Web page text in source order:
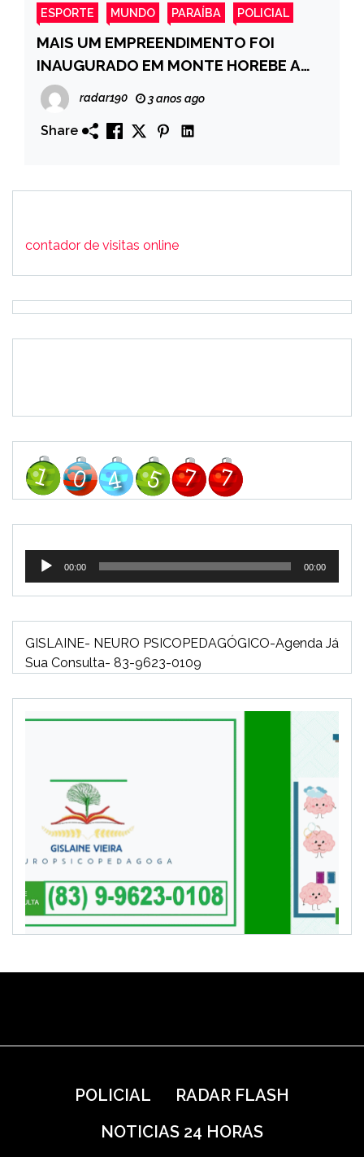
ESPORTE MUNDO PARAÍBA POLICIAL
MAIS UM EMPREENDIMENTO FOI
INAUGURADO EM MONTE HOREBE A
BEM ESTAR LAB -Laboratório de
Analises Clinica.
radar190 3 anos ago
Share
contador de visitas online
Tocador
áudio
00:00 00:00
GISLAINE- NEURO PSICOPEDAGÓGICO-Agenda Já
Sua Consulta- 83-9623-0109
POLICIAL
RADAR FLASH
NOTICIAS 24 HORAS